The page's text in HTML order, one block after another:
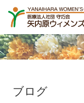
ブログ